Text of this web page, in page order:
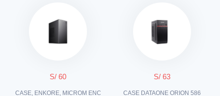
S/ 60
CASE, ENKORE, MICROM ENC
S/ 63
CASE DATAONE ORION 586